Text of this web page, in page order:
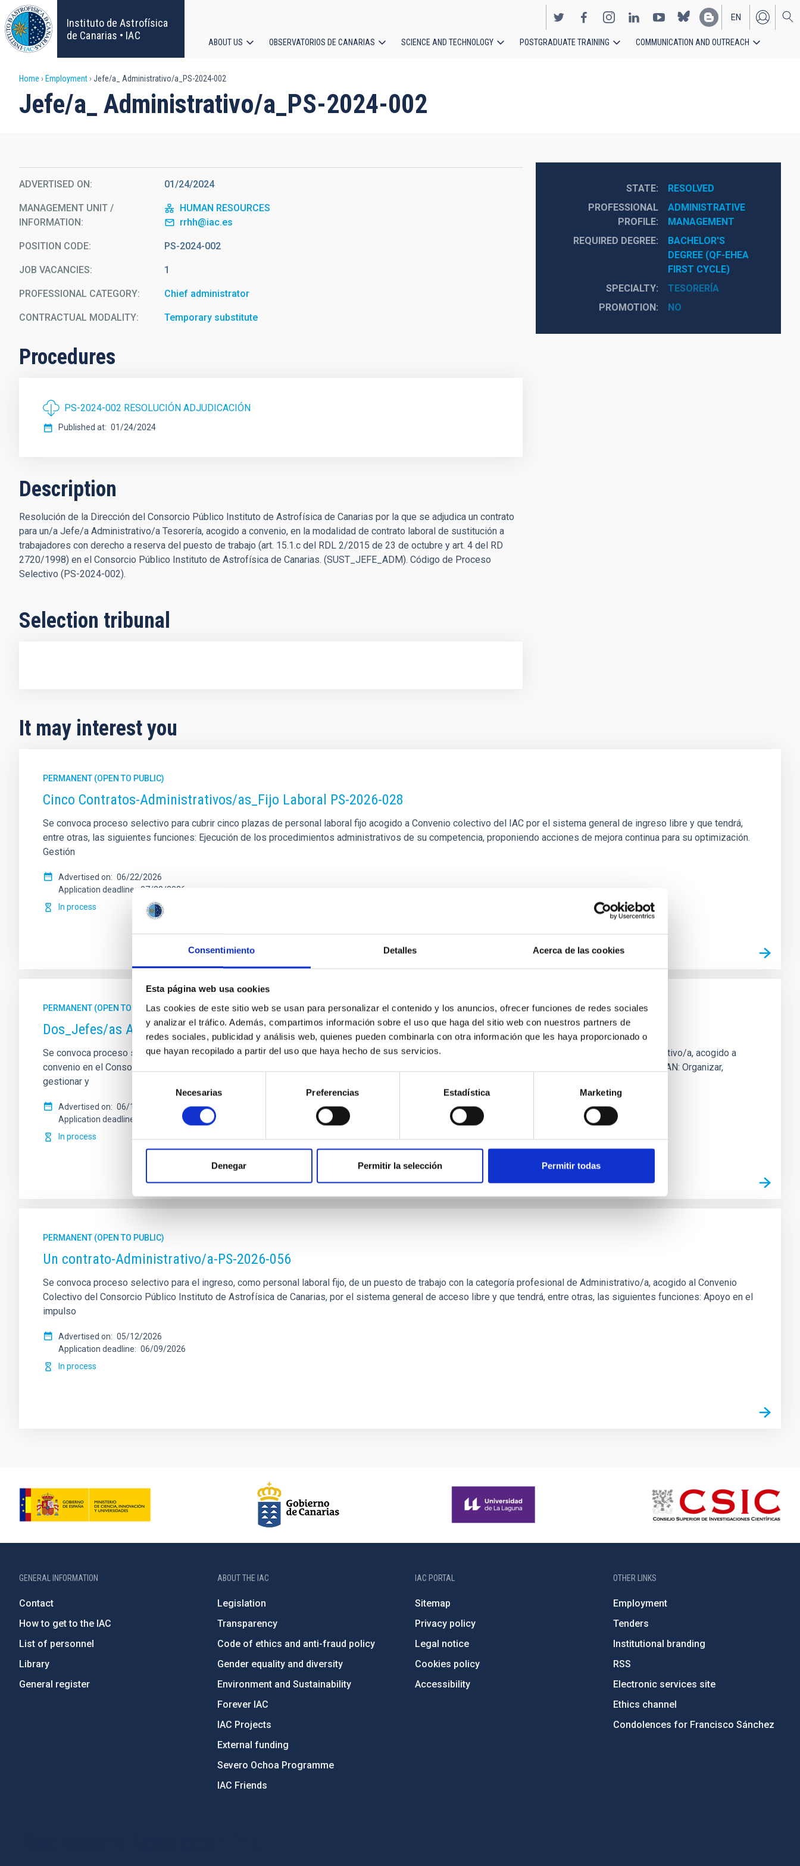
Consentimiento Detalles Acerca de las cookies
Esta página web usa cookies
Las cookies de este sitio web se usan para personalizar el contenido y los anuncios, ofrecer funciones de redes sociales
y analizar el tráfico. Además, compartimos información sobre el uso que haga del sitio web con nuestros partners de
redes sociales, publicidad y análisis web, quienes pueden combinarla con otra información que les haya proporcionado o
que hayan recopilado a partir del uso que haya hecho de sus servicios.
consentimiento
Necesarias Preferencias Estadística Marketing
Denegar Permitir la selección Permitir todas
Skip
to
main
content
Instituto de Astrofísica
de Canarias • IAC
EN
ES
navigation
ABOUT US OBSERVATORIOS DE CANARIAS SCIENCE AND TECHNOLOGY POSTGRADUATE TRAINING COMMUNICATION AND OUTREACH
Breadcrumb
Home Employment Jefe/a_ Administrativo/a_PS-2024-002
Jefe/a_ Administrativo/a_PS-2024-002
ADVERTISED ON 01/24/2024
MANAGEMENT UNIT /
INFORMATION
HUMAN RESOURCES
rrhh@iac.es
POSITION CODE PS-2024-002
JOB VACANCIES 1
PROFESSIONAL CATEGORY Chief administrator
CONTRACTUAL MODALITY Temporary substitute
Procedures
PS-2024-002 RESOLUCIÓN ADJUDICACIÓN
Published at 01/24/2024
Description
Resolución de la Dirección del Consorcio Público Instituto de Astrofísica de Canarias por la que se adjudica un contrato
para un/a Jefe/a Administrativo/a Tesorería, acogido a convenio, en la modalidad de contrato laboral de sustitución a
trabajadores con derecho a reserva del puesto de trabajo (art. 15.1.c del RDL 2/2015 de 23 de octubre y art. 4 del RD
2720/1998) en el Consorcio Público Instituto de Astrofísica de Canarias. (SUST_JEFE_ADM). Código de Proceso
Selectivo (PS-2024-002).
Selection tribunal
STATE
RESOLVED
PROFESSIONAL
PROFILE
ADMINISTRATIVE
MANAGEMENT
REQUIRED DEGREE
BACHELOR'S
DEGREE (QF-EHEA
FIRST CYCLE)
SPECIALTY
TESORERÍA
PROMOTION
NO
It may interest you
PERMANENT (OPEN TO PUBLIC)
Cinco Contratos-Administrativos/as_Fijo Laboral PS-2026-028
Se convoca proceso selectivo para cubrir cinco plazas de personal laboral fijo acogido a Convenio colectivo del IAC por el sistema general de ingreso libre y que tendrá,
entre otras, las siguientes funciones: Ejecución de los procedimientos administrativos de su competencia, proponiendo acciones de mejora continua para su optimización.
Gestión
Advertised on
06/22/2026
Application deadline
07/20/2026
In process
PERMANENT (OPEN TO PUBLIC)
Dos_Jefes/as Administrativos/as_ Contratación y Observatorios de Canarias (OCAN).PS-2026-054
Se convoca proceso selectivo para el ingreso, como personal laboral fijo, de dos puestos de trabajo con la categoría profesional de Jefe/a Administrativo/a, acogido a
convenio en el Consorcio Público Instituto de Astrofísica de Canarias, y que tendrá, entre otras, las siguientes funciones: Jefe/a Administrativo de OCAN: Organizar,
gestionar y
Advertised on
06/19/2026
Application deadline
07/17/2026
In process
PERMANENT (OPEN TO PUBLIC)
Un contrato-Administrativo/a-PS-2026-056
Se convoca proceso selectivo para el ingreso, como personal laboral fijo, de un puesto de trabajo con la categoría profesional de Administrativo/a, acogido al Convenio
Colectivo del Consorcio Público Instituto de Astrofísica de Canarias, por el sistema general de acceso libre y que tendrá, entre otras, las siguientes funciones: Apoyo en el
impulso
Advertised on
05/12/2026
Application deadline
06/09/2026
In process
GENERAL INFORMATION
Contact
How to get to the IAC
List of personnel
Library
General register
ABOUT THE IAC
Legislation
Transparency
Code of ethics and anti-fraud policy
Gender equality and diversity
Environment and Sustainability
Forever IAC
IAC Projects
External funding
Severo Ochoa Programme
IAC Friends
IAC PORTAL
Sitemap
Privacy policy
Legal notice
Cookies policy
Accessibility
OTHER LINKS
Employment
Tenders
Institutional branding
RSS
Electronic services site
Ethics channel
Condolences for Francisco Sánchez